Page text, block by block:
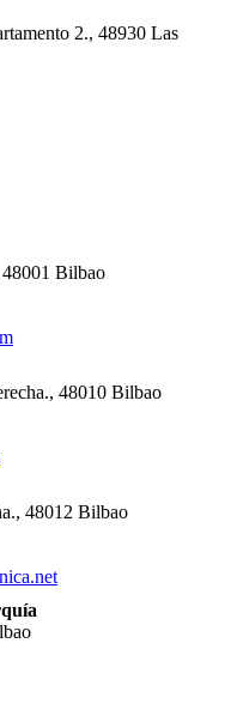
2., 48930 Las
Bilbao
48010 Bilbao
48012 Bilbao